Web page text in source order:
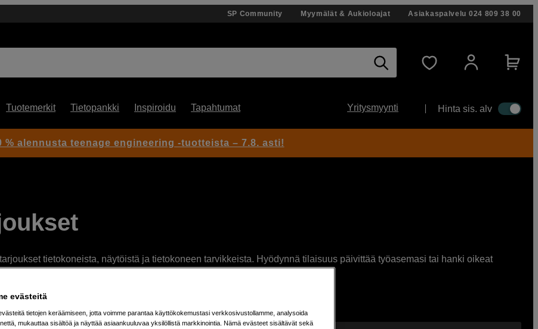
SP Community Myymälät & Aukioloajat Asiakaspalvelu 024 809 38 00
Tuotemerkit Tietopankki Inspiroidu Tapahtumat Yritysmyynti Hinta sis. alv
tietokoneista, näytöistä ja tietokoneen tarvikkeista. Hyödynnä tilaisuus päivittää työasemasi tai hanki oikeat
virheellisiin varastotietoihin ja loppuunmyyntiin.
% alennusta teenage engineering -tuotteista – 7.8. asti!
evästeitä
tietojen keräämiseen, jotta voimme parantaa käyttökokemustasi verkkosivustollamme, analysoida
mukauttaa sisältöä ja näyttää asiaankuuluvaa yksilöllistä markkinointia. Nämä evästeet sisältävät sekä